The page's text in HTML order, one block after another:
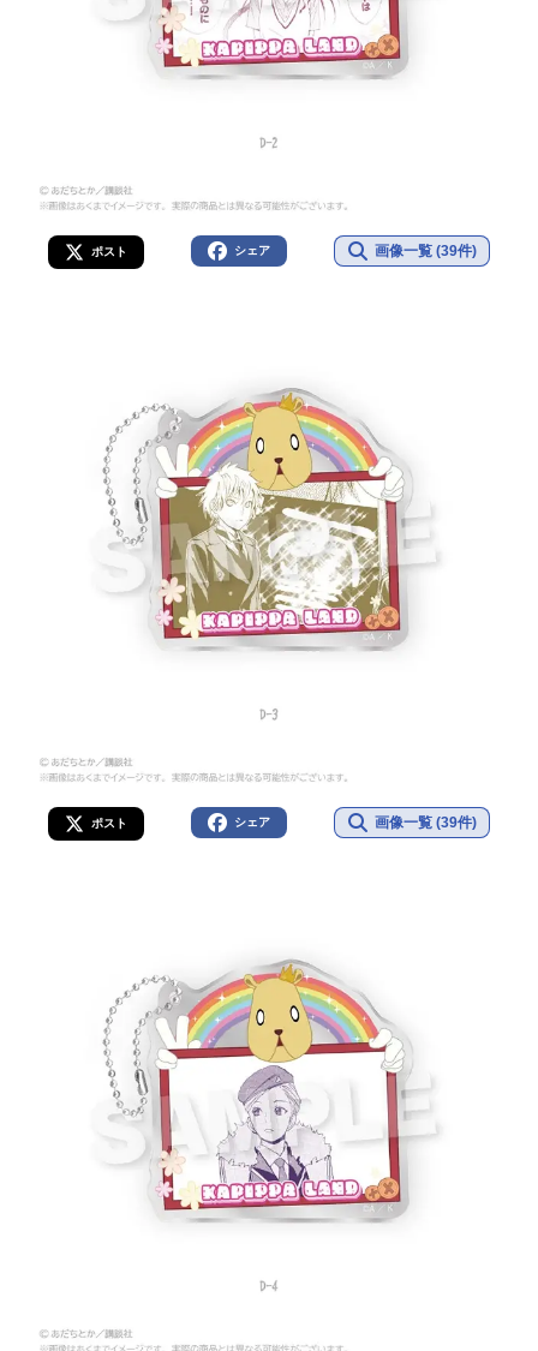
ポスト シェア 画像一覧 (39件)
ポスト シェア 画像一覧 (39件)